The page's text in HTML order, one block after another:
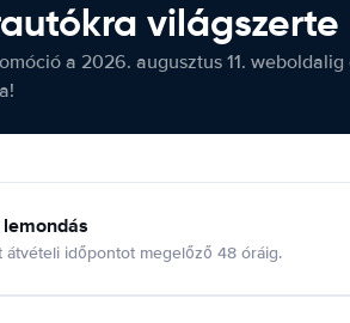
világszerte
a 2026. augusztus 11.
átvételi időpontot megelőző 48 óráig.